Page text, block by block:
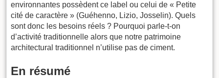
environnantes possèdent ce label ou celui de « Petite
cité de caractère » (Guéhenno, Lizio, Josselin). Quels
sont donc les besoins réels ? Pourquoi parle-t-on
d’activité traditionnelle alors que notre patrimoine
architectural traditionnel n’utilise pas de ciment.
En résumé